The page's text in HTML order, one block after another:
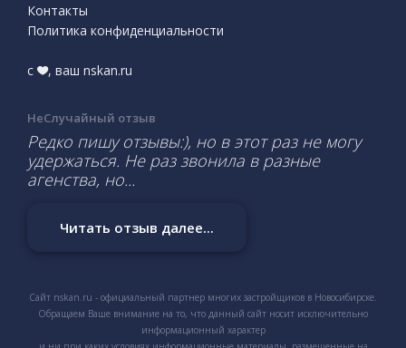
Контакты
Политика конфиденциальности
с , ваш nskan.ru
НеСлучайный отзыв
Редко пишу отзывы:), но в этот раз не могу
удержаться. Не раз звонила в разные
агенства, но...
Читать отзыв далее...
Сайт nskan.ru - официальный партнер многих застройщиков в Новосибирске.
Обращаем Ваше внимание на то, что данный сайт носит исключительно
информационный характер